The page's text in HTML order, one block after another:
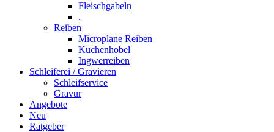
Fleischgabeln
.
Reiben
Microplane Reiben
Küchenhobel
Ingwerreiben
Schleiferei / Gravieren
Schleifservice
Gravur
Angebote
Neu
Ratgeber